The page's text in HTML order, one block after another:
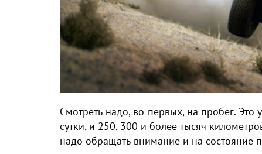
Смотреть надо, во-первых, на пробег.
сутки, и 250, 300 и более тысяч
надо обращать внимание и на состояние